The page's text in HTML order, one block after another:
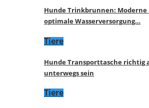
Hunde Trinkbrunnen: Moderne
optimale Wasserversorgung…
Tiere
Hunde Transporttasche richtig
unterwegs sein
Tiere